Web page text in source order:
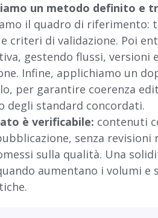
un metodo definito e
il quadro di riferimento:
criteri di validazione. Poi
gestendo flussi, versioni
Infine, applichiamo un
per garantire coerenza
degli standard concordati.
è verificabile: contenuti
senza revisioni
sulla qualità. Una
aumentano i volumi e